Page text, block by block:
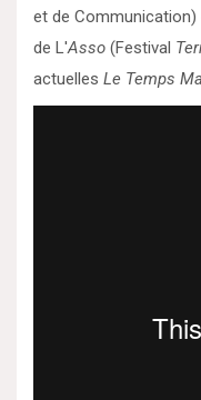
et de
de L'Asso (Festival
actuelles Le Temps